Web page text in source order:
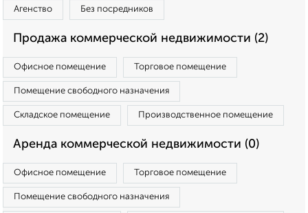
Агенство Без посредников
Продажа коммерческой недвижимости (2)
Офисное помещение Торговое помещение
Помещение свободного назначения
Складское помещение Производственное помещение
Аренда коммерческой недвижимости (0)
Офисное помещение Торговое помещение
Помещение свободного назначения